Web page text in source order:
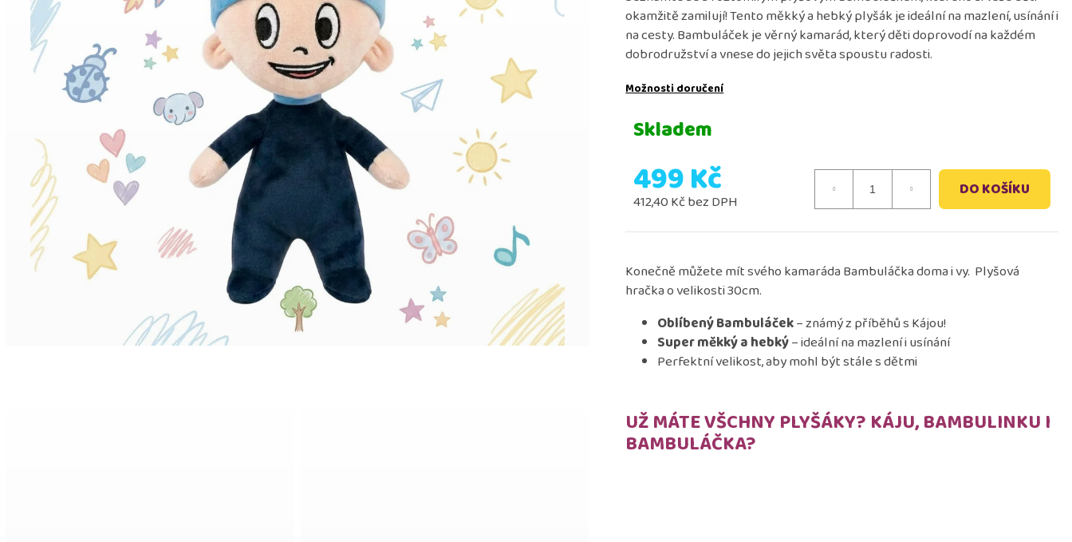
okamžitě zamilují! Tento měkký a hebký plyšák je ideální na mazlení, usínání i
na cesty. Bambuláček je věrný kamarád, který děti doprovodí na každém
dobrodružství a vnese do jejich světa spoustu radosti.
Možnosti doručení
Skladem
499 Kč
412,40 Kč bez DPH
DO KOŠÍKU
Konečně můžete mít svého kamaráda Bambuláčka doma i vy. Plyšová
hračka o velikosti 30cm.
Oblíbený Bambuláček– známý z příběhů s Kájou!
Super měkký a hebký– ideální na mazlení i usínání
Perfektní velikost, aby mohl být stále s dětmi
UŽ MÁTE VŠCHNY PLYŠÁKY? KÁJU, BAMBULINKU I
BAMBULÁČKA?
lollipopz - lepicí tyčinka
55 Kč
nová lollipopz - osuška
349 Kč
lama dance trička kája a bambuláček -
růžová
349 Kč